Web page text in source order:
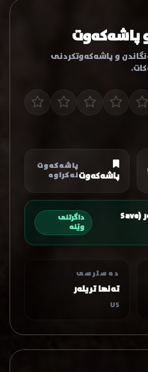
پاشەکەوت
و پاشەکەوتکردنی
پاشەکەوت
پاشەکەوت
نەکراوە
دروستکردنی پۆستەر (Save
داگرتنی
وێنە
دەسترسی
تەنها تریلەر
US